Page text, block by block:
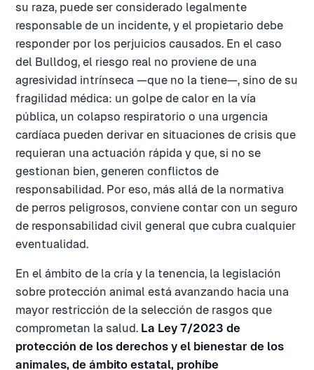
su raza, puede ser considerado legalmente
responsable de un incidente, y el propietario debe
responder por los perjuicios causados. En el caso
del Bulldog, el riesgo real no proviene de una
agresividad intrínseca —que no la tiene—, sino de su
fragilidad médica: un golpe de calor en la vía
pública, un colapso respiratorio o una urgencia
cardíaca pueden derivar en situaciones de crisis que
requieran una actuación rápida y que, si no se
gestionan bien, generen conflictos de
responsabilidad. Por eso, más allá de la normativa
de perros peligrosos, conviene contar con un seguro
de responsabilidad civil general que cubra cualquier
eventualidad.
En el ámbito de la cría y la tenencia, la legislación
sobre protección animal está avanzando hacia una
mayor restricción de la selección de rasgos que
comprometan la salud. La Ley 7/2023 de
protección de los derechos y el bienestar de los
animales, de ámbito estatal, prohíbe